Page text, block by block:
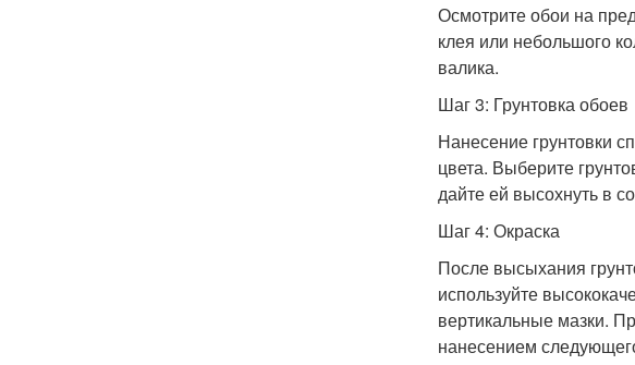
Осмотрите обои на
клея или небольшого
валика.
Шаг 3: Грунтовка обоев
Нанесение грунтовки
цвета. Выберите
дайте ей высохнуть в
Шаг 4: Окраска
После высыхания
используйте
вертикальные мазки.
нанесением